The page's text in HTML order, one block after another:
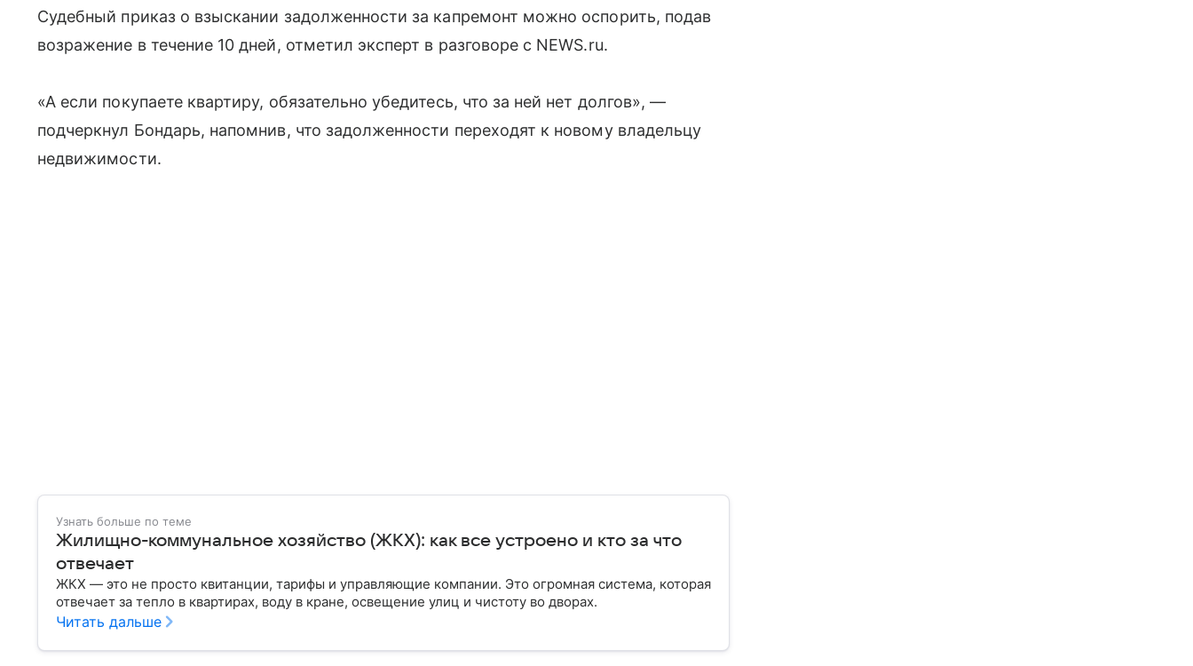
Судебный приказ о взыскании задолженности за капремонт можно оспорить, подав
возражение в течение 10 дней, отметил эксперт в разговоре с NEWS.ru.
«А если покупаете квартиру, обязательно убедитесь, что за ней нет долгов», —
подчеркнул Бондарь, напомнив, что задолженности переходят к новому владельцу
недвижимости.
Узнать больше по теме
Жилищно-коммунальное хозяйство (ЖКХ): как все устроено и кто за что
отвечает
ЖКХ — это не просто квитанции, тарифы и управляющие компании. Это огромная система, которая
отвечает за тепло в квартирах, воду в кране, освещение улиц и чистоту во дворах.
Читать дальше